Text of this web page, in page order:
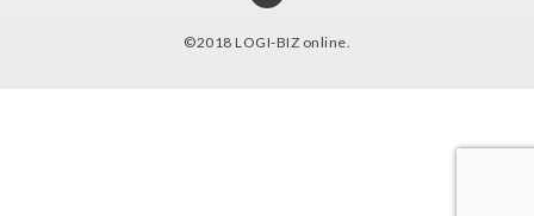
©2018 LOGI-BIZ online